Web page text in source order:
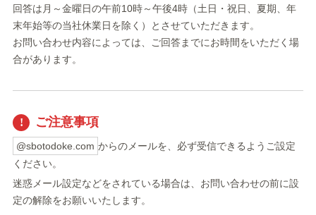
回答は月～金曜日の午前10時～午後4時（土日・祝日、夏期、年
末年始等の当社休業日を除く）とさせていただきます。
お問い合わせ内容によっては、ご回答までにお時間をいただく場
合があります。
ご注意事項
@sbotodoke.com からのメールを、必ず受信できるようご設定
ください。
迷惑メール設定などをされている場合は、お問い合わせの前に設
定の解除をお願いいたします。